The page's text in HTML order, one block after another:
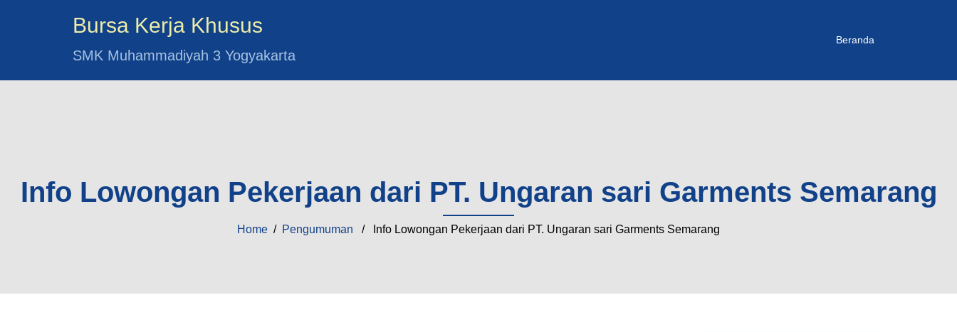
Bursa Kerja Khusus
SMK Muhammadiyah 3 Yogyakarta
Beranda
Info Lowongan Pekerjaan dari PT. Ungaran sari Garments Semarang
Home / Pengumuman / Info Lowongan Pekerjaan dari PT. Ungaran sari Garments Semarang